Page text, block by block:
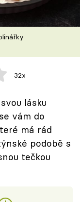
32x
lásku
vám do
má rád
podobě s
tečkou